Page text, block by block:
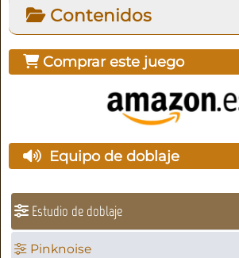
Contenidos
Comprar este juego
Equipo de doblaje
Estudio de doblaje
Pinknoise